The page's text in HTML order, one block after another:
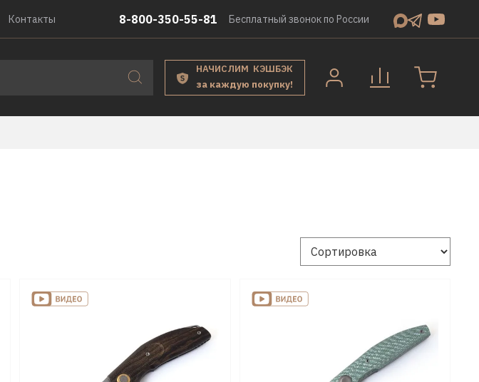
Контакты 8-800-350-55-81 Бесплатный звонок по России
НАЧИСЛИМ КЭШБЭК
за каждую покупку!